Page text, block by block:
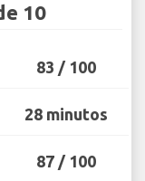
10
83 / 100
28 minutos
87 / 100